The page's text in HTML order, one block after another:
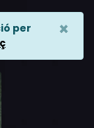
per
×